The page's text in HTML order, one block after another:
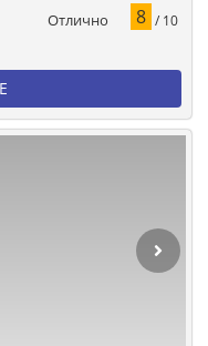
Отлично 8 / 10